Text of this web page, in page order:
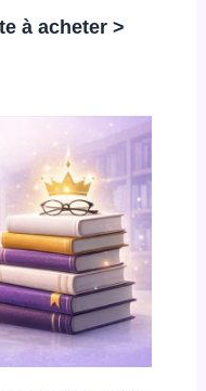
à acheter >